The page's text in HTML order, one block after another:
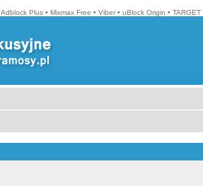
Adblock Plus • Mixmax Free • Viber • uBlock Origin •